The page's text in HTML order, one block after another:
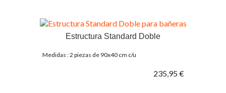
Estructura Standard Doble
Medidas : 2 piezas de 90x40 cm c/u
235,95 €